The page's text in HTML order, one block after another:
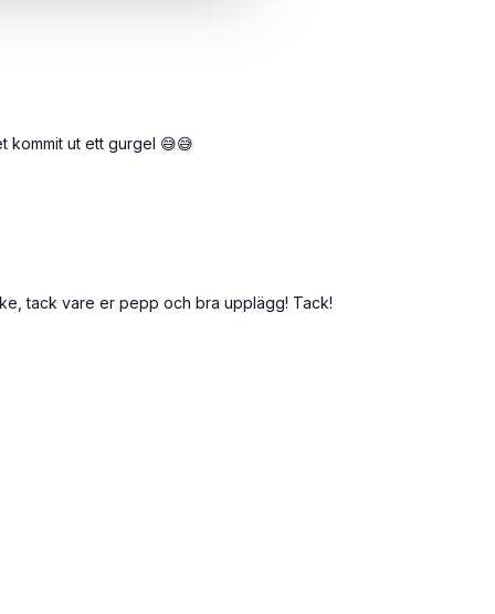
kommit ut ett gurgel 😅😅
tack vare er pepp och bra upplägg! Tack!